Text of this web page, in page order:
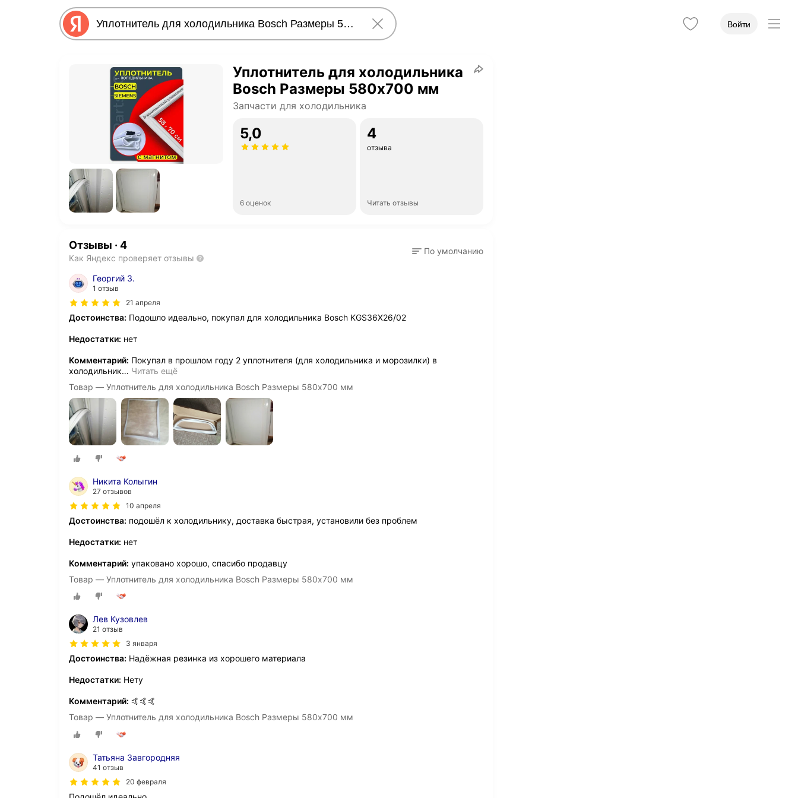
Войти
Уплотнитель для холодильника
Bosch Размеры 580х700 мм
Запчасти для холодильника
5,0
6 оценок
4
отзыва
Читать отзывы
Отзывы · 4
Как Яндекс проверяет отзывы
По умолчанию
Георгий З.
1 отзыв
21 апреля
Достоинства: Подошло идеально, покупал для холодильника Bosch KGS36X26/02
Недостатки: нет
Комментарий: Покупал в прошлом году 2 уплотнителя (для холодильника и морозилки) в
холодильник… Читать ещё
Товар — Уплотнитель для холодильника Bosch Размеры 580х700 мм
Никита Колыгин
27 отзывов
10 апреля
Достоинства: подошёл к холодильнику, доставка быстрая, установили без проблем
Недостатки: нет
Комментарий: упаковано хорошо, спасибо продавцу
Товар — Уплотнитель для холодильника Bosch Размеры 580х700 мм
Лев Кузовлев
21 отзыв
3 января
Достоинства: Надёжная резинка из хорошего материала
Недостатки: Нету
Комментарий: 🤙🤙🤙
Товар — Уплотнитель для холодильника Bosch Размеры 580х700 мм
Татьяна Завгородняя
41 отзыв
20 февраля